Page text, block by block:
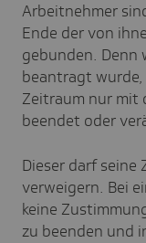
Arbeitnehmer
Ende der von
gebunden. Denn
beantragt
Zeitraum nur mit
beendet oder
Dieser darf
verweigern. Bei
keine
zu beenden und